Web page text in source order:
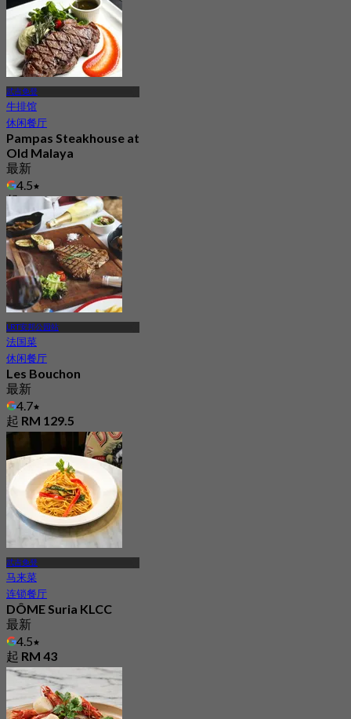
武吉免登
牛排馆
休闲餐厅
Pampas Steakhouse at
Old Malaya
最新
4.5
起RM 131
LRT安邦公园站
法国菜
休闲餐厅
Les Bouchon
最新
4.7
起 RM 129.5
武吉免登
马来菜
连锁餐厅
DÔME Suria KLCC
最新
4.5
起 RM 43